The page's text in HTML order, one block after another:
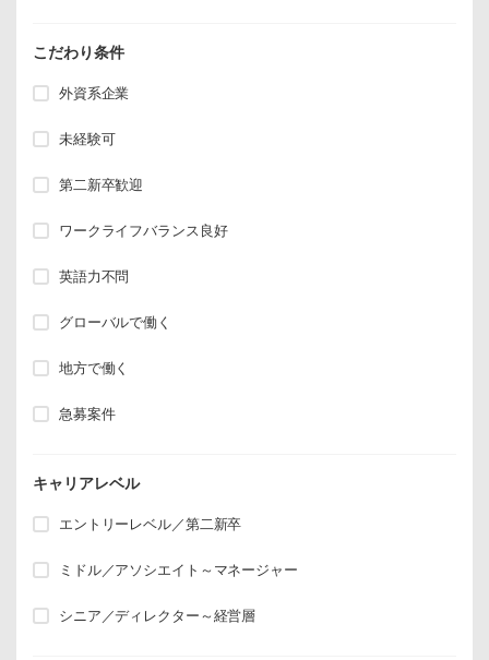
こだわり条件
外資系企業
未経験可
第二新卒歓迎
ワークライフバランス良好
英語力不問
グローバルで働く
地方で働く
急募案件
キャリアレベル
エントリーレベル／第二新卒
ミドル／アソシエイト～マネージャー
シニア／ディレクター～経営層